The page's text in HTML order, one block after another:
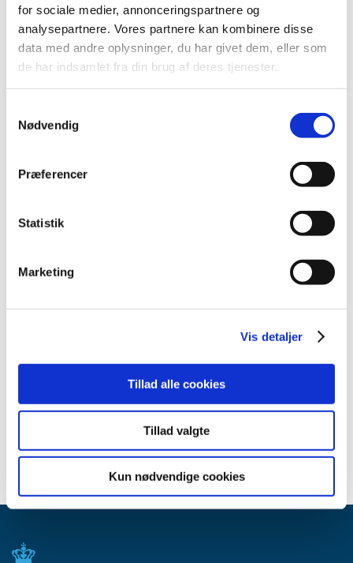
for sociale medier, annonceringspartnere og
analysepartnere. Vores partnere kan kombinere disse
data med andre oplysninger, du har givet dem, eller som
de har indsamlet fra din brug af deres tjenester.
Nødvendig
Præferencer
Statistik
Marketing
Vis detaljer
Tillad alle cookies
Tillad valgte
Kun nødvendige cookies
2024 (11)
2023 (7)
2022 (2)
2021 (15)
2019 (12)
september (3)
juli (2)
maj (1)
2016 (19)